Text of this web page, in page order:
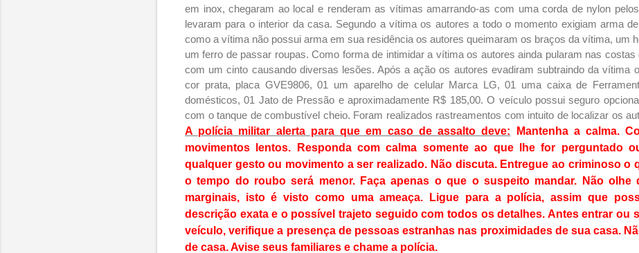
em inox, chegaram ao local e renderam as vítimas amarrando-as com uma corda de nylon
levaram para o interior da casa. Segundo a vítima os autores a todo o momento exigiam arma
como a vítima não possui arma em sua residência os autores queimaram os braços da vítima, um
um ferro de passar roupas. Como forma de intimidar a vítima os autores ainda pularam nas costas
com um cinto causando diversas lesões. Após a ação os autores evadiram subtraindo da vítima
cor prata, placa GVE9806, 01 um aparelho de celular Marca LG, 01 uma caixa de
domésticos, 01 Jato de Pressão e aproximadamente R$ 185,00. O veículo possui seguro
com o tanque de combustível cheio. Foram realizados rastreamentos com intuito de localizar os
A polícia militar alerta para que em caso de assalto deve:
Mantenha a calma.
movimentos lentos. Responda com calma somente ao que lhe for perguntado
qualquer gesto ou movimento a ser realizado. Não discuta. Entregue ao criminoso o
o tempo do roubo será menor. Faça apenas o que o suspeito mandar. Não olhe
marginais, isto é visto como uma ameaça. Ligue para a polícia, assim que
descrição exata e o possível trajeto seguido com todos os detalhes. Antes entrar ou
veículo, verifique a presença de pessoas estranhas nas proximidades de sua casa.
de casa. Avise seus familiares e chame a polícia.